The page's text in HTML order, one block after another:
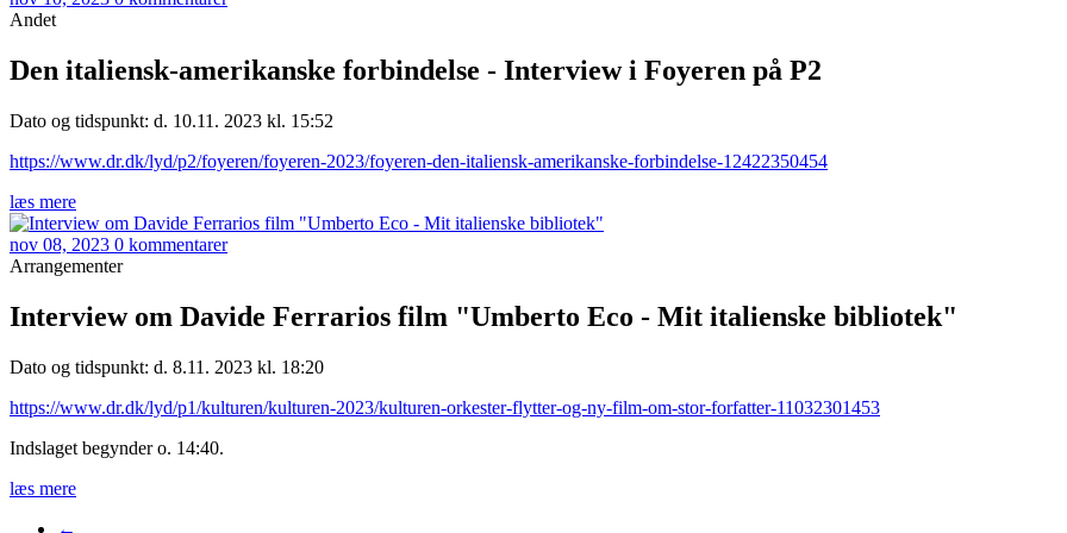
Andet
Den italiensk-amerikanske forbindelse - Interview i Foyeren på P2
Dato og tidspunkt: d. 10.11. 2023 kl. 15:52
https://www.dr.dk/lyd/p2/foyeren/foyeren-2023/foyeren-den-italiensk-amerikanske-forbindelse-12422350454
læs mere
nov 08, 2023 0 kommentarer
Arrangementer
Interview om Davide Ferrarios film "Umberto Eco - Mit italienske bibliotek"
Dato og tidspunkt: d. 8.11. 2023 kl. 18:20
https://www.dr.dk/lyd/p1/kulturen/kulturen-2023/kulturen-orkester-flytter-og-ny-film-om-stor-forfatter-11032301453
Indslaget begynder o. 14:40.
læs mere
←